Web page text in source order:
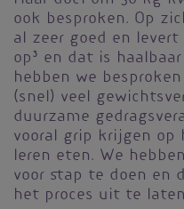
ook besproken. Op
al zeer goed en
op3 en dat is
hebben we
(snel) veel
duurzame
vooral grip krijgen op
leren eten. We
voor stap te doen en
het proces uit te